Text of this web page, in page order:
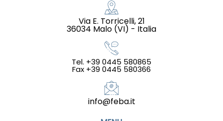
Via E. Torricelli, 21
36034 Malo (VI) - Italia
Tel. +39 0445 580865
Fax +39 0445 580366
info@feba.it